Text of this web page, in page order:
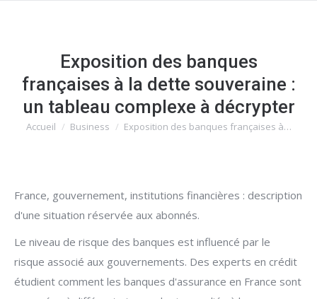
Exposition des banques
françaises à la dette souveraine :
un tableau complexe à décrypter
Vous êtes ici :
Accueil Business Exposition des banques françaises à…
France, gouvernement, institutions financières : description
d'une situation réservée aux abonnés.
Le niveau de risque des banques est influencé par le
risque associé aux gouvernements. Des experts en crédit
étudient comment les banques d'assurance en France sont